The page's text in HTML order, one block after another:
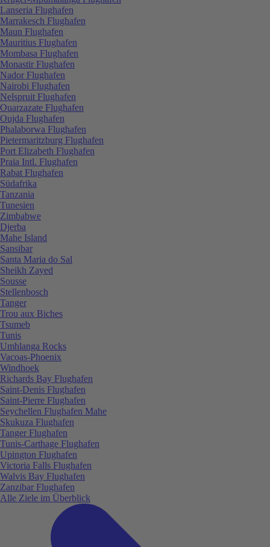
Lanseria Flughafen
Marrakesch Flughafen
Maun Flughafen
Mauritius Flughafen
Mombasa Flughafen
Monastir Flughafen
Nador Flughafen
Nairobi Flughafen
Nelspruit Flughafen
Ouarzazate Flughafen
Oujda Flughafen
Phalaborwa Flughafen
Pietermaritzburg Flughafen
Port Elizabeth Flughafen
Praia Intl. Flughafen
Rabat Flughafen
Südafrika
Tanzania
Tunesien
Zimbabwe
Djerba
Mahe Island
Sansibar
Santa Maria do Sal
Sheikh Zayed
Sousse
Stellenbosch
Tanger
Trou aux Biches
Tsumeb
Tunis
Umhlanga Rocks
Vacoas-Phoenix
Windhoek
Richards Bay Flughafen
Saint-Denis Flughafen
Saint-Pierre Flughafen
Seychellen Flughafen Mahe
Skukuza Flughafen
Tanger Flughafen
Tunis-Carthage Flughafen
Upington Flughafen
Victoria Falls Flughafen
Walvis Bay Flughafen
Zanzibar Flughafen
Alle Ziele im Überblick